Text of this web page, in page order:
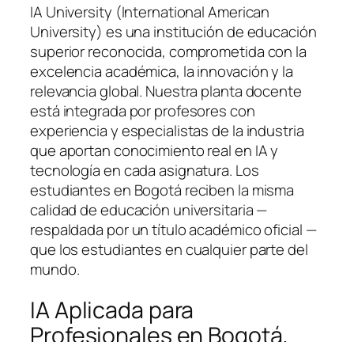
IA University (International American
University) es una institución de educación
superior reconocida, comprometida con la
excelencia académica, la innovación y la
relevancia global. Nuestra planta docente
está integrada por profesores con
experiencia y especialistas de la industria
que aportan conocimiento real en IA y
tecnología en cada asignatura. Los
estudiantes en Bogotá reciben la misma
calidad de educación universitaria —
respaldada por un título académico oficial —
que los estudiantes en cualquier parte del
mundo.
IA Aplicada para
Profesionales en Bogotá,